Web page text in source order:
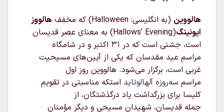
هالووین (به انگلیسی: Halloween) که مخفف هالووز
ایونینگ
(Hallows’ Evening) به معنای عصر قدیسان
است، جشنی است که در ۳۱ اکتبر و در شامگاه
مراسم عید مقدسان که یکی از آیین‌های مسیحیت
غربی است، برگزار می‌شود. هالووین روز اول
مراسم سه‌روزه آلهالوتاید استکه مناسبتی در تقویم
کلیسا برای بزرگداشت یاد درگذشتگان، از
جمله قدیسان، شهیدان مسیحی و دیگر مؤمنان